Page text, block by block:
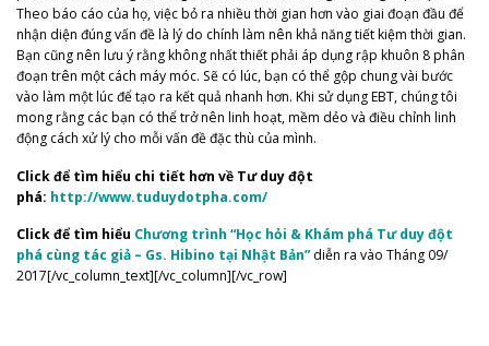
Theo báo cáo của họ, việc bỏ ra nhiều thời gian hơn vào giai đoạn đầu để
nhận diện đúng vấn đề là lý do chính làm nên khả năng tiết kiệm thời gian.
Bạn cũng nên lưu ý rằng không nhất thiết phải áp dụng rập khuôn 8 phân
đoạn trên một cách máy móc. Sẽ có lúc, bạn có thể gộp chung vài bước
vào làm một lúc để tạo ra kết quả nhanh hơn. Khi sử dụng EBT, chúng tôi
mong rằng các bạn có thể trở nên linh hoạt, mềm dẻo và điều chỉnh linh
động cách xử lý cho mỗi vấn đề đặc thù của mình.
Click để tìm hiểu chi tiết hơn về Tư duy đột
phá: http://www.tuduydotpha.com/
Click để tìm hiểu Chương trình “Học hỏi & Khám phá Tư duy đột
phá cùng tác giả – Gs. Hibino tại Nhật Bản”diễn ra vào Tháng 09/
2017[/vc_column_text][/vc_column][/vc_row]